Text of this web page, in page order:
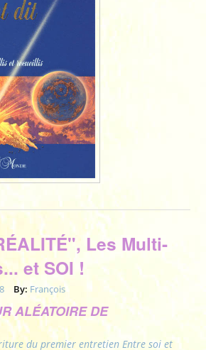
Les Multi-
et SOI !
By: François
ALÉATOIRE DE
du premier entretien Entre soi et